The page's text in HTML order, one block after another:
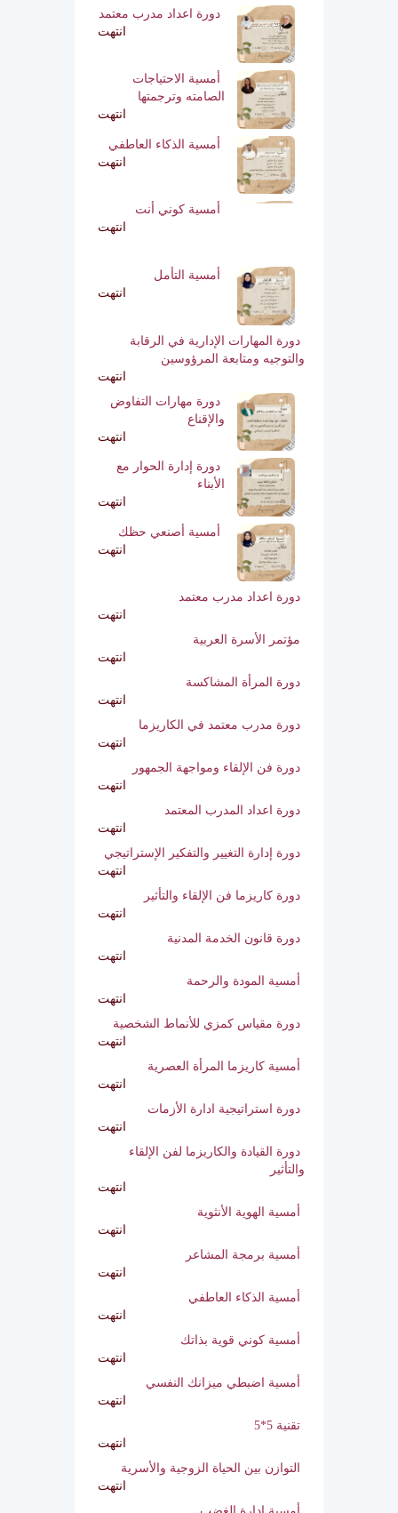
دورة اعداد مدرب معتمد
انتهت
أمسية الاحتياجات
الصامته وترجمتها
انتهت
أمسية الذكاء العاطفي
انتهت
أمسية كوني أنت
انتهت
أمسية التأمل
انتهت
دورة المهارات الإدارية
في الرقابة والتوجيه
دورة مهارات التفاوض
دورة إدارة الحوار مع
أمسية أصنعي حظك
دورة اعداد مدرب معتمد
مؤتمر الأسرة العربية
انتهت
دورة المرأة المشاكسة
انتهت
دورة مدرب معتمد في الكاريزما
انتهت
دورة فن الإلقاء ومواجهة الجمهور
انتهت
دورة اعداد المدرب المعتمد
انتهت
دورة إدارة التغيير والتفكير الإستراتيجي
انتهت
دورة كاريزما فن الإلقاء والتأثير
انتهت
دورة قانون الخدمة المدنية
انتهت
أمسية المودة والرحمة
انتهت
دورة مقياس كمزي للأنماط الشخصية
انتهت
أمسية كاريزما المرأة العصرية
انتهت
دورة استراتيجية ادارة الأزمات
والتأثير
انتهت
أمسية الهوية الأنثوية
انتهت
أمسية برمجة المشاعر
انتهت
أمسية الذكاء العاطفي
انتهت
أمسية كوني قوية بذاتك
انتهت
أمسية اضبطي ميزانك النفسي
انتهت
تقنية 5*5
انتهت
التوازن بين الحياة الزوجية والأسرية